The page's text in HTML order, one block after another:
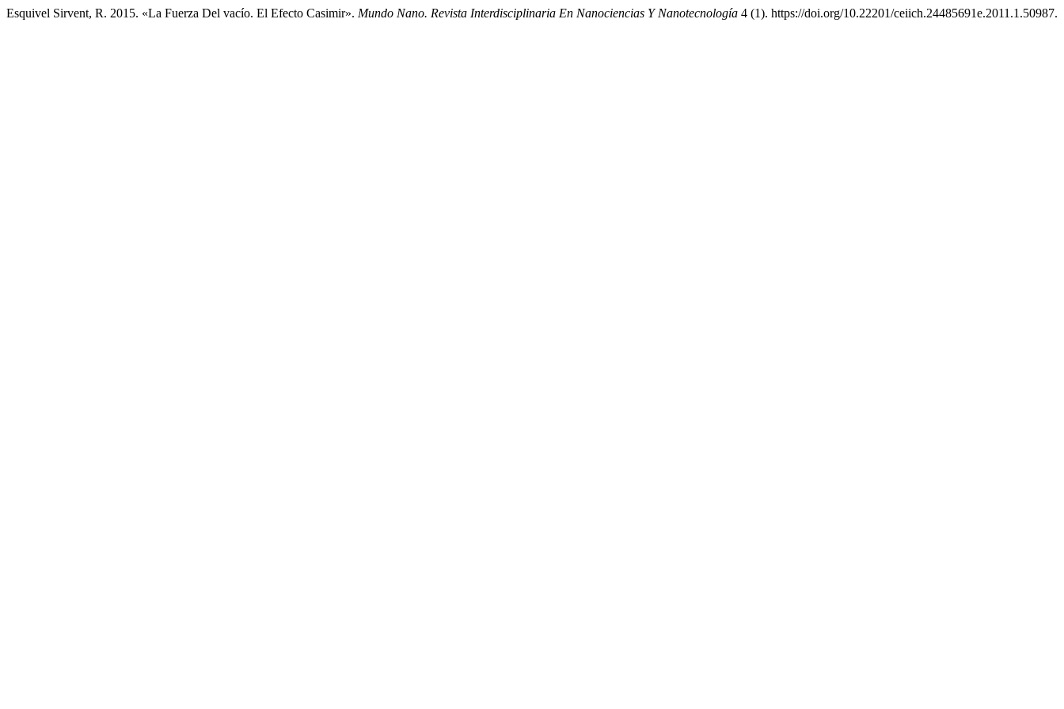
Esquivel Sirvent, R. 2015. «La Fuerza Del vacío. El Efecto Casimir». Mundo Nano. Revista Interdisciplinaria En Nanociencias Y Nanotecnología 4 (1). https://doi.org/10.22201/ceiich.24485691e.2011.1.50987.